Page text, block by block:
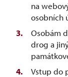
na
osobních
Osobám
drog a
Vstup do